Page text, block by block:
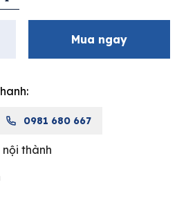
Mua ngay
0981 680 667
thành